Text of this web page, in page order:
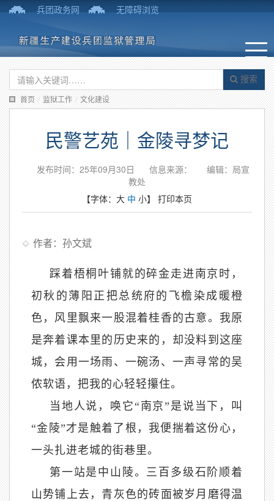
兵团政务网 无障碍浏览
搜索
首页 / 监狱工作 / 文化建设
民警艺苑｜金陵寻梦记
发布时间：25年09月30日 信息来源：
编辑：局宣
教处
【字体： 大 中 小】 打印本页
作者：孙文斌
踩着梧桐叶铺就的碎金走进南京时，
初秋的薄阳正把总统府的飞檐染成暖橙
色，风里飘来一股混着桂香的古意。我原
是奔着课本里的历史来的，却没料到这座
城，会用一场雨、一碗汤、一声寻常的吴
侬软语，把我的心轻轻攥住。
当地人说，唤它 “南京”是说当下，叫
“金陵”才是触着了根，我便揣着这份心，
一头扎进老城的街巷里。
第一站是中山陵。三百多级石阶顺着
山势铺上去，青灰色的砖面被岁月磨得温